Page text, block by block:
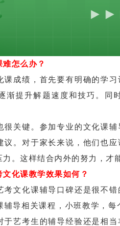
怎么办？
绩，首先要有明确的学习
渐提升解题速度和技巧。同
键。参加专业的文化课辅
议。对于家长来说，他们也
。这样结合内外的努力，才
化课教学效果如何？
化课辅导口碑还是很不错
导相关课程，小班教学，
于艺考生的辅导经验还是相